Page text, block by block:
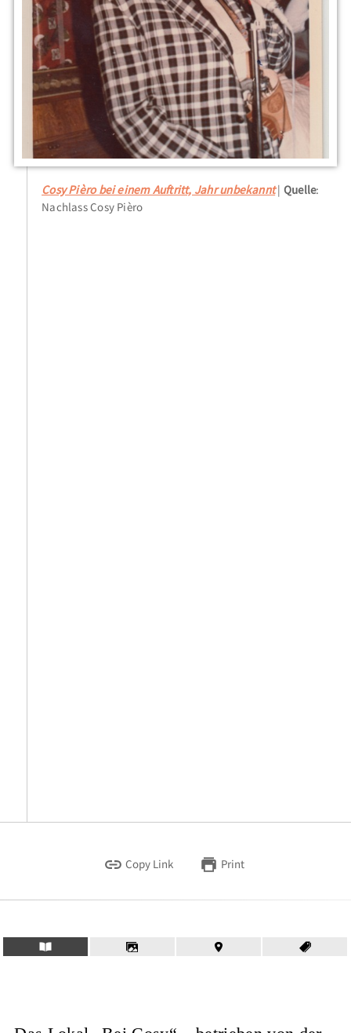
Cosy Pièro bei einem Auftritt, Jahr unbekannt Quelle:
Nachlass Cosy Pièro
Copy Link Print